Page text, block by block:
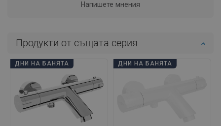
Напишете мнения
Продукти от същата серия
ДНИ НА БАНЯТА ДНИ НА БАНЯТА